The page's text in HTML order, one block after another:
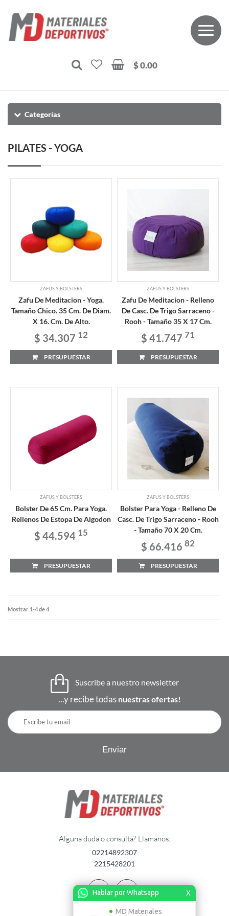
Hablar por Whatsapp X
MD Materiales
$ 0.00
Categorías
PILATES - YOGA
ZAFUS Y BOLSTERS
Zafu De Meditacion - Yoga.
Tamaño Chico. 35 Cm. De Diam.
X 16. Cm. De Alto.
$ 34.307 12
PRESUPUESTAR
ZAFUS Y BOLSTERS
Zafu De Meditacion - Relleno
De Casc. De Trigo Sarraceno -
Rooh - Tamaño 35 X 17 Cm.
$ 41.747 71
PRESUPUESTAR
ZAFUS Y BOLSTERS
Bolster De 65 Cm. Para Yoga.
Rellenos De Estopa De Algodon
$ 44.594 15
PRESUPUESTAR
ZAFUS Y BOLSTERS
Bolster Para Yoga - Relleno De
Casc. De Trigo Sarraceno - Rooh
- Tamaño 70 X 20 Cm.
$ 66.416 82
PRESUPUESTAR
Mostrar 1-4 de 4
Suscribe a nuestro newsletter
...y recibe todas nuestras ofertas!
Alguna duda o consulta? Llamanos:
02214892307
2215428201